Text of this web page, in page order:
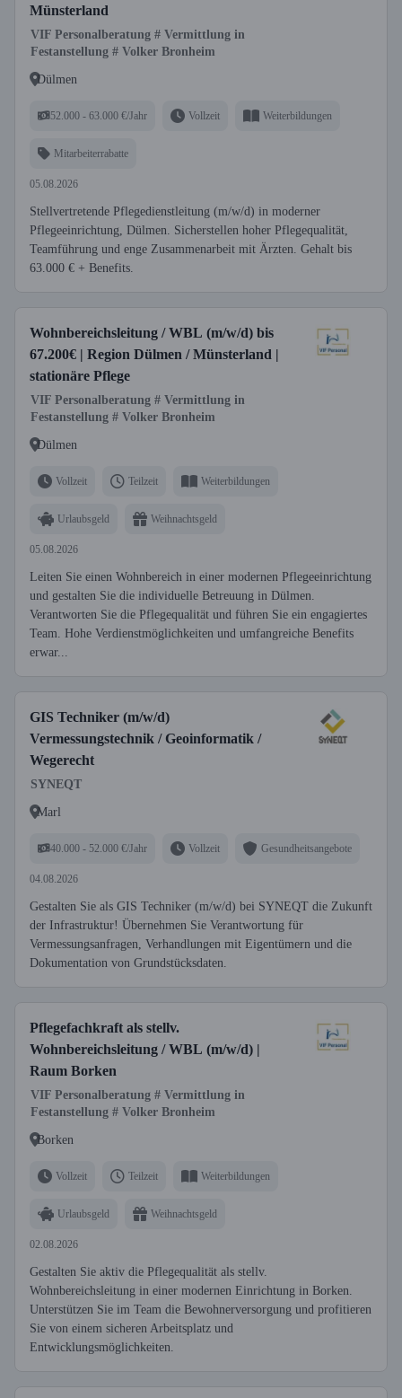
Münsterland
VIF Personalberatung # Vermittlung in
Festanstellung # Volker Bronheim
Dülmen
52.000 - 63.000 €/Jahr Vollzeit Weiterbildungen
Mitarbeiterrabatte
05.08.2026
Stellvertretende Pflegedienstleitung (m/w/d) in moderner
Pflegeeinrichtung, Dülmen. Sicherstellen hoher Pflegequalität,
Teamführung und enge Zusammenarbeit mit Ärzten. Gehalt bis
63.000 € + Benefits.
Wohnbereichsleitung / WBL (m/w/d) bis
67.200€ | Region Dülmen / Münsterland |
stationäre Pflege
VIF Personalberatung # Vermittlung in
Festanstellung # Volker Bronheim
Dülmen
Vollzeit Teilzeit Weiterbildungen
Urlaubsgeld Weihnachtsgeld
05.08.2026
Leiten Sie einen Wohnbereich in einer modernen Pflegeeinrichtung
und gestalten Sie die individuelle Betreuung in Dülmen.
Verantworten Sie die Pflegequalität und führen Sie ein engagiertes
Team. Hohe Verdienstmöglichkeiten und umfangreiche Benefits
erwar...
GIS Techniker (m/w/d)
Vermessungstechnik / Geoinformatik /
Wegerecht
SYNEQT
Marl
40.000 - 52.000 €/Jahr Vollzeit Gesundheitsangebote
04.08.2026
Gestalten Sie als GIS Techniker (m/w/d) bei SYNEQT die Zukunft
der Infrastruktur! Übernehmen Sie Verantwortung für
Vermessungsanfragen, Verhandlungen mit Eigentümern und die
Dokumentation von Grundstücksdaten.
Pflegefachkraft als stellv.
Wohnbereichsleitung / WBL (m/w/d) |
Raum Borken
VIF Personalberatung # Vermittlung in
Festanstellung # Volker Bronheim
Borken
Vollzeit Teilzeit Weiterbildungen
Urlaubsgeld Weihnachtsgeld
02.08.2026
Gestalten Sie aktiv die Pflegequalität als stellv.
Wohnbereichsleitung in einer modernen Einrichtung in Borken.
Unterstützen Sie im Team die Bewohnerversorgung und profitieren
Sie von einem sicheren Arbeitsplatz und
Entwicklungsmöglichkeiten.